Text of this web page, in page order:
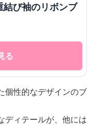
結び袖のリボンブ
る
個性的なデザインのブ
ディテールが、他には